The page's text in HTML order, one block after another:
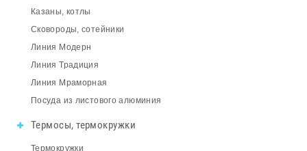
Казаны, котлы
Сковороды, сотейники
Линия Модерн
Линия Традиция
Линия Мраморная
Посуда из листового алюминия
Термосы, термокружки
Термокружки